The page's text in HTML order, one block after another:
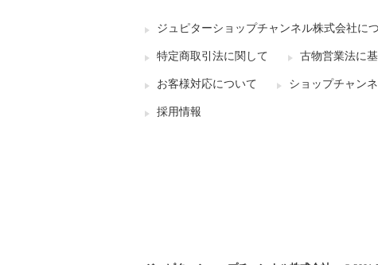
ジュピターショップチャンネル株式会社に
特定商取引法に関して 古物営業法に
お客様対応について ショップチャン
採用情報